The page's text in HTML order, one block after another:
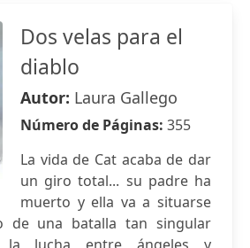
Dos velas para el
diablo
Autor: Laura Gallego
Número de Páginas: 355
La vida de Cat acaba de dar
un giro total... su padre ha
muerto y ella va a situarse
de una batalla tan singular